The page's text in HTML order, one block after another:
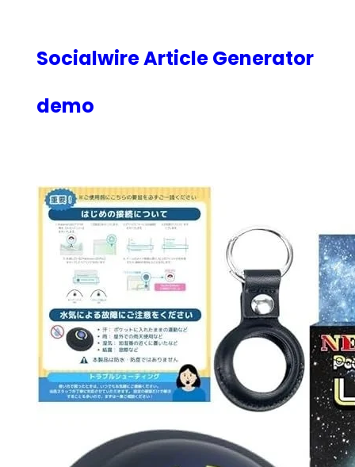
Socialwire Article Generator
demo